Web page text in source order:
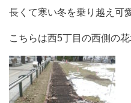
長くて寒い冬を乗り越え可
こちらは西5丁目の西側の花